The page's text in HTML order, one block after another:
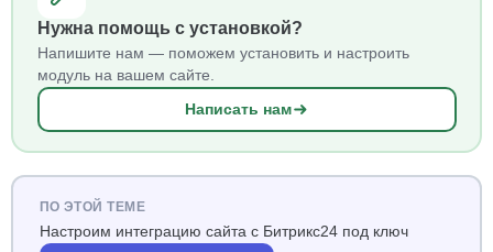
Нужна помощь с установкой?
Напишите нам — поможем установить и настроить
модуль на вашем сайте.
Написать нам
ПО ЭТОЙ ТЕМЕ
Настроим интеграцию сайта с Битрикс24 под ключ